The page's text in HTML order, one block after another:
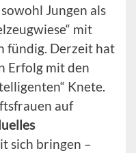
Jungen als
mit
fündig. Derzeit hat
Erfolg mit den
Knete.
auf
sich bringen –